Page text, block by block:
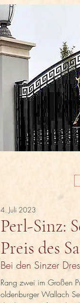
Perl-Sinz:
Preis des
4. Juli 2023
Bei den Sinzer
Rang zwei im Großen
oldenburger Wallach